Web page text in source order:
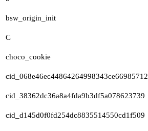
bsw_origin_init
C
choco_cookie
cid_068e46ec44864264998343ce66985712
cid_38362dc36a8a4fda9b3df5a078623739
cid_d145d0f0fd254dc8835514550cd1f509